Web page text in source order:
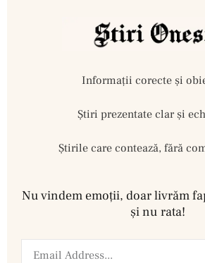
Informații corecte și
Ştiri prezentate clar și
Știrile care contează, fără
Nu vindem emoţii, doar livrăm
şi nu rata!